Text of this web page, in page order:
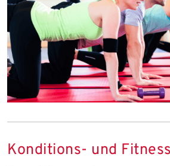
Konditions- und